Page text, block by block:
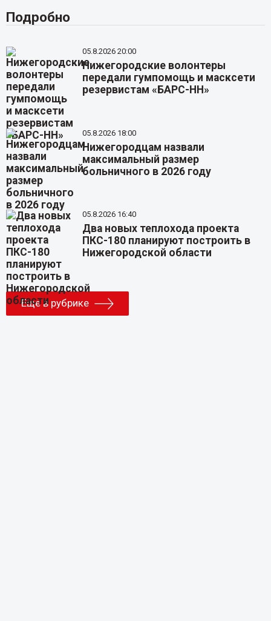
Подробно
05.8.2026 20:00
Нижегородские волонтеры
передали гумпомощь и масксети
резервистам «БАРС-НН»
05.8.2026 18:00
Нижегородцам назвали
максимальный размер
больничного в 2026 году
05.8.2026 16:40
Два новых теплохода проекта
ПКС-180 планируют построить в
Нижегородской области
Еще в рубрике